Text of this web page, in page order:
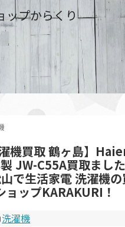
ップからくり
濯機買取 鶴ヶ島】
JW-C55A買取まし
で生活家電 洗濯機
ョップKARAKURI！
洗濯機